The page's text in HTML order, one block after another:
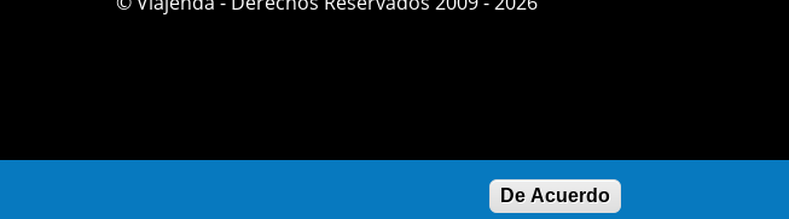
De Acuerdo